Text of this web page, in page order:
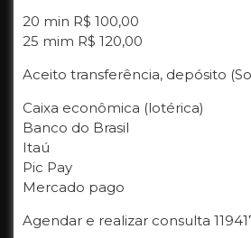
20 min R$ 100,00
25 mim R$ 120,00
Aceito transferência, depósito
Caixa econômica (lotérica)
Banco do Brasil
Itaú
Pic Pay
Mercado pago
Agendar e realizar consulta